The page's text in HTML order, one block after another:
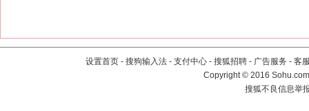
设置首页 - 搜狗输入法 - 支付中心 - 搜狐招聘 - 广告服务 - 客
Copyright©2016
搜狐不良信息举